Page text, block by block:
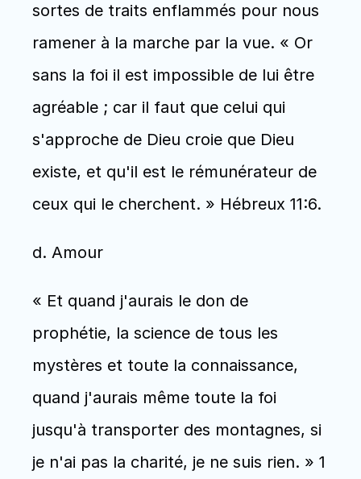
sortes de traits enflammés pour nous
ramener à la marche par la vue. « Or
sans la foi il est impossible de lui être
agréable ; car il faut que celui qui
s'approche de Dieu croie que Dieu
existe, et qu'il est le rémunérateur de
ceux qui le cherchent. » Hébreux 11:6.
d. Amour
« Et quand j'aurais le don de
prophétie, la science de tous les
mystères et toute la connaissance,
quand j'aurais même toute la foi
jusqu'à transporter des montagnes, si
je n'ai pas la charité, je ne suis rien. » 1